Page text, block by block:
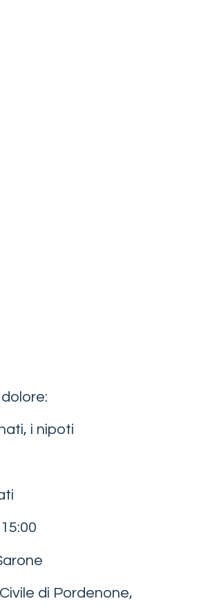
i nipoti
di Pordenone,